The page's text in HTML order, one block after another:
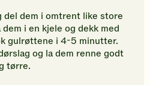
din
vurdering.
din
dem i omtrent like store
i en kjele og dekk med
gulrøttene i 4-5 minutter.
og la dem renne godt
tørre.